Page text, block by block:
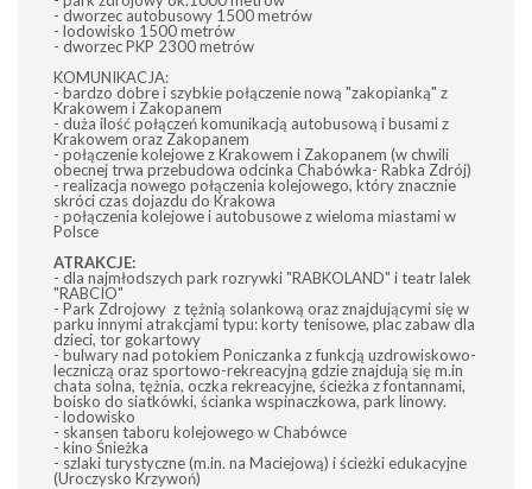
- dworzec autobusowy 1500 metrów
- lodowisko 1500 metrów
- dworzec PKP 2300 metrów
KOMUNIKACJA:
- bardzo dobre i szybkie połączenie nową "zakopianką" z
Krakowem i Zakopanem
- duża ilość połączeń komunikacją autobusową i busami z
Krakowem oraz Zakopanem
- połączenie kolejowe z Krakowem i Zakopanem (w chwili
obecnej trwa przebudowa odcinka Chabówka- Rabka Zdrój)
- realizacja nowego połączenia kolejowego, który znacznie
skróci czas dojazdu do Krakowa
- połączenia kolejowe i autobusowe z wieloma miastami w
Polsce
ATRAKCJE:
- dla najmłodszych park rozrywki "RABKOLAND" i teatr lalek
"RABCIO"
- Park Zdrojowy z tężnią solankową oraz znajdującymi się w
parku innymi atrakcjami typu: korty tenisowe, plac zabaw dla
dzieci, tor gokartowy
- bulwary nad potokiem Poniczanka z funkcją uzdrowiskowo-
leczniczą oraz sportowo-rekreacyjną gdzie znajdują się m.in
chata solna, tężnia, oczka rekreacyjne, ścieżka z fontannami,
boisko do siatkówki, ścianka wspinaczkowa, park linowy.
- lodowisko
- skansen taboru kolejowego w Chabówce
- kino Śnieżka
- szlaki turystyczne (m.in. na Maciejową) i ścieżki edukacyjne
(Uroczysko Krzywoń)